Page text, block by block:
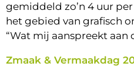
gemiddeld zo’n 4 uur
het gebied van grafisch
“Wat mij aanspreekt aan
Zmaak & Vermaakdag